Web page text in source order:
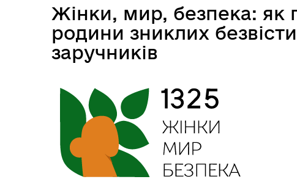
Жінки, мир, безпека: як
родини зниклих
заручників